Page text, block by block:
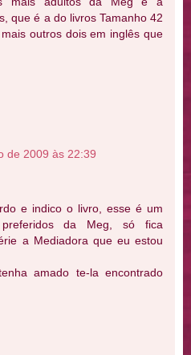
que é a do livros Tamanho 42
outros dois em inglês que
de 2009 às 22:39
e indico o livro, esse é um
da Meg, só fica
a Mediadora que eu estou
amado te-la encontrado